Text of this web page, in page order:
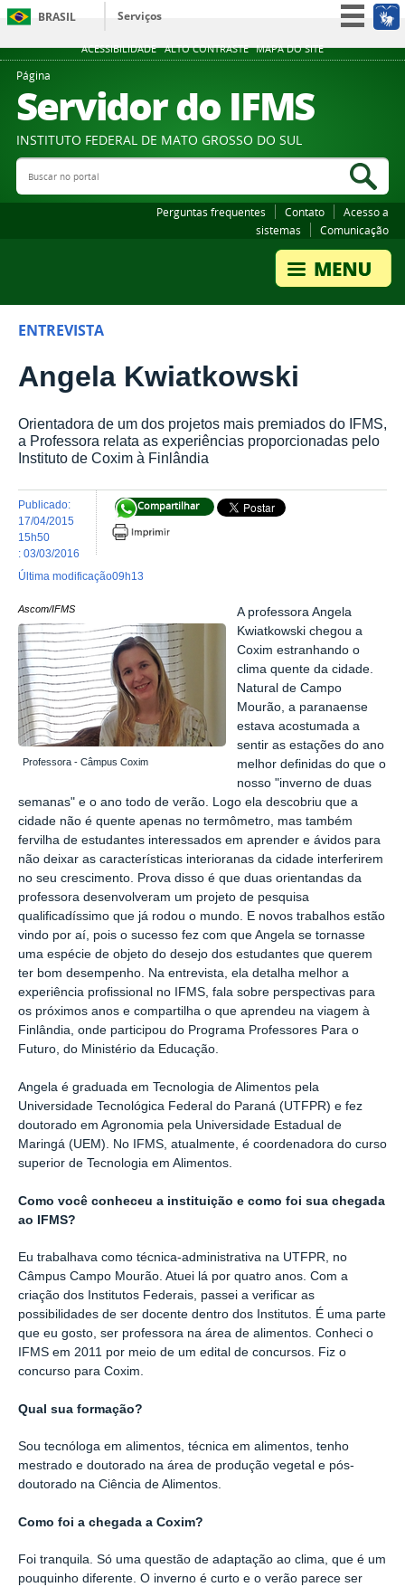
ACESSIBILIDADE ALTO CONTRASTE MAPA DO SITE
BRASIL
Serviços
Participe
Legislação
Canais
Página
Servidor do IFMS
INSTITUTO FEDERAL DE MATO GROSSO DO SUL
Buscar no portal
Perguntas frequentes Contato
Acesso a
sistemas
Comunicação
ENTREVISTA
Angela Kwiatkowski
Orientadora de um dos projetos mais premiados do IFMS,
a Professora relata as experiências proporcionadas pelo
Instituto de Coxim à Finlândia
Compartilhar
publicado:
17/04/2015
15h50
última modificação
: 03/03/2016
09h13
Ascom/IFMS
Professora - Câmpus Coxim
A professora Angela
Kwiatkowski chegou a
Coxim estranhando o
clima quente da cidade.
Natural de Campo
Mourão, a paranaense
estava acostumada a
sentir as estações do ano
melhor definidas do que o
nosso "inverno de duas
semanas" e o ano todo de verão. Logo ela descobriu que a
cidade não é quente apenas no termômetro, mas também
fervilha de estudantes interessados em aprender e ávidos para
não deixar as características interioranas da cidade interferirem
no seu crescimento. Prova disso é que duas orientandas da
professora desenvolveram um projeto de pesquisa
qualificadíssimo que já rodou o mundo. E novos trabalhos estão
vindo por aí, pois o sucesso fez com que Angela se tornasse
uma espécie de objeto do desejo dos estudantes que querem
ter bom desempenho. Na entrevista, ela detalha melhor a
experiência profissional no IFMS, fala sobre perspectivas para
os próximos anos e compartilha o que aprendeu na viagem à
Finlândia, onde participou do Programa Professores Para o
Futuro, do Ministério da Educação.
Angela é graduada em Tecnologia de Alimentos pela
Universidade Tecnológica Federal do Paraná (UTFPR) e fez
doutorado em Agronomia pela Universidade Estadual de
Maringá (UEM). No IFMS, atualmente, é coordenadora do curso
superior de Tecnologia em Alimentos.
Como você conheceu a instituição e como foi sua chegada
ao IFMS?
Eu trabalhava como técnica-administrativa na UTFPR, no
Câmpus Campo Mourão. Atuei lá por quatro anos. Com a
criação dos Institutos Federais, passei a verificar as
possibilidades de ser docente dentro dos Institutos. É uma parte
que eu gosto, ser professora na área de alimentos. Conheci o
IFMS em 2011 por meio de um edital de concursos. Fiz o
concurso para Coxim.
Qual sua formação?
Sou tecnóloga em alimentos, técnica em alimentos, tenho
mestrado e doutorado na área de produção vegetal e pós-
doutorado na Ciência de Alimentos.
Como foi a chegada a Coxim?
Foi tranquila. Só uma questão de adaptação ao clima, que é um
pouquinho diferente. O inverno é curto e o verão parece ser